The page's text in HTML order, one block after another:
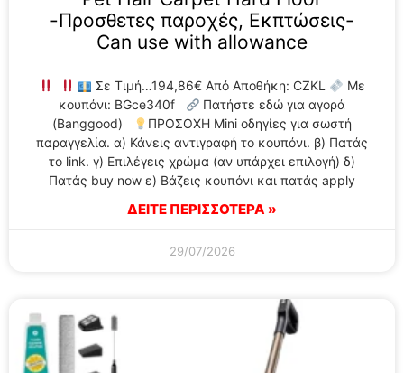
-Προσθετες παροχές, Εκπτώσεις-
Can use with allowance
Σε Τιμή…194,86€ Από Αποθήκη: CZKL
Με
κουπόνι: BGce340f
Πατήστε εδώ για αγορά
(Banggood)
ΠΡΟΣΟΧΗ Mini οδηγίες για σωστή
παραγγελία. α) Κάνεις αντιγραφή το κουπόνι. β) Πατάς
το link. γ) Επιλέγεις χρώμα (αν υπάρχει επιλογή) δ)
Πατάς buy now ε) Βάζεις κουπόνι και πατάς apply
ΔΕΙΤΕ ΠΕΡΙΣΣΟΤΕΡΑ »
29/07/2026